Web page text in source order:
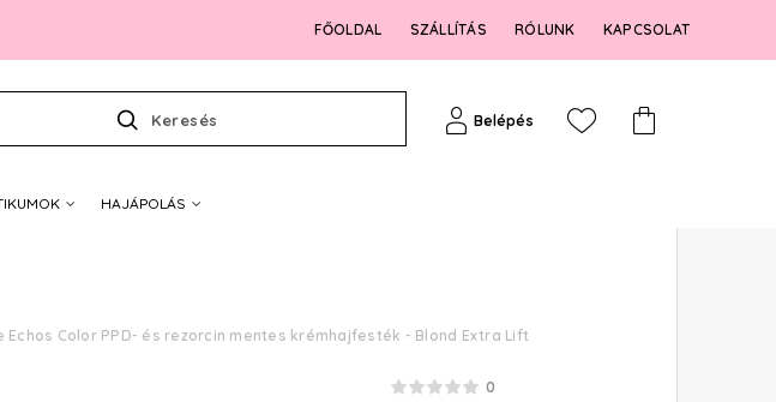
FŐOLDAL SZÁLLÍTÁS RÓLUNK KAPCSOLAT
Keresés Belépés
HAJÁPOLÁS
Echos Color PPD- és rezorcin mentes krémhajfesték - Blond Extra Lift
0